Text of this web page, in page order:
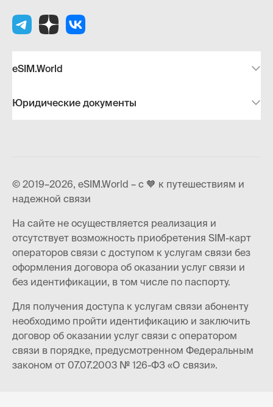
eSIM.World
Юридические документы
© 2019–2026, eSIM.World – с 🧡 к путешествиям и
надежной связи
На сайте не осуществляется реализация и
отсутствует возможность приобретения SIM-карт
операторов связи с доступом к услугам связи без
оформления договора об оказании услуг связи и
без идентификации, в том числе по паспорту.
Для получения доступа к услугам связи абоненту
необходимо пройти идентификацию и заключить
договор об оказании услуг связи с оператором
связи в порядке, предусмотренном Федеральным
законом от 07.07.2003 № 126-ФЗ «О связи».